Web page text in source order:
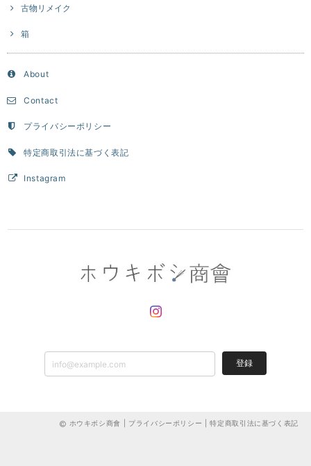
古物リメイク
箱
About
Contact
プライバシーポリシー
特定商取引法に基づく表記
Instagram
登録
ホウキボシ商會 | プライバシーポリシー |特定商取引法に基づく表記